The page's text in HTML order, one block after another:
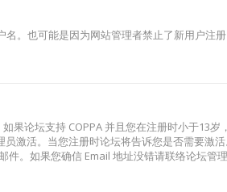
。也可能是因为网站管理者禁止了新用户注
果论坛支持 COPPA 并且您在注册时小于13
激活。当您注册时论坛将告诉您是否需要激
。如果您确信 Email 地址没错请联络论坛管理